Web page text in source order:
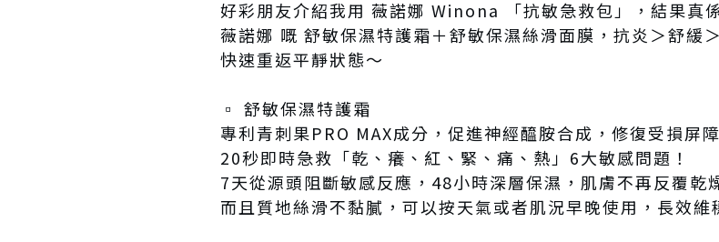
好彩朋友介紹我用 薇諾娜 Winona 「抗敏急救包」，結果真
薇諾娜 嘅 舒敏保濕特護霜＋舒敏保濕絲滑面膜，抗炎＞舒緩
快速重返平靜狀態～
▫️ 舒敏保濕特護霜
專利青刺果PRO MAX成分，促進神經醯胺合成，修復受損屏障
20秒即時急救「乾、癢、紅、緊、痛、熱」6大敏感問題！
7天從源頭阻斷敏感反應，48小時深層保濕，肌膚不再反覆乾
而且質地絲滑不黏膩，可以按天氣或者肌況早晚使用，長效維